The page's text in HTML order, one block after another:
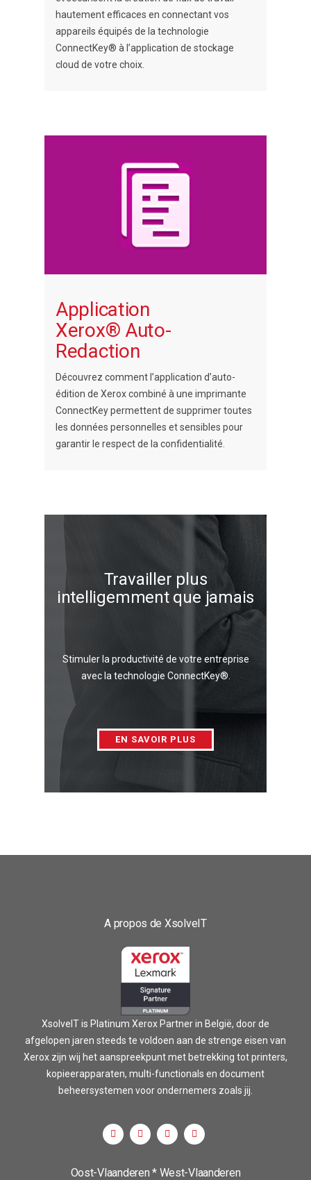
hautement efficaces en connectant vos
appareils équipés de la technologie
ConnectKey® à l’application de stockage
cloud de votre choix.
Application
Xerox® Auto-
Redaction
Découvrez comment l’application d’auto-
édition de Xerox combiné à une imprimante
ConnectKey permettent de supprimer toutes
les données personnelles et sensibles pour
garantir le respect de la confidentialité.
Travailler plus
intelligemment que jamais
Stimuler la productivité de votre entreprise
avec la technologie ConnectKey®.
EN SAVOIR PLUS
A propos de XsolveIT
XsolveIT is Platinum Xerox Partner in België, door de
afgelopen jaren steeds te voldoen aan de strenge eisen van
Xerox zijn wij het aanspreekpunt met betrekking tot printers,
kopieerapparaten, multi-functionals en document
beheersystemen voor ondernemers zoals jij.
Oost-Vlaanderen * West-Vlaanderen